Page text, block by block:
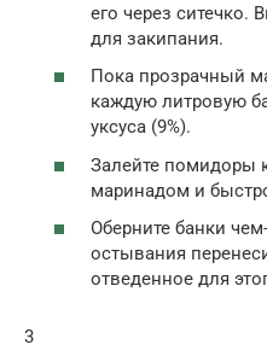
его через ситечко.
для закипания.
Пока прозрачный
каждую литровую
уксуса (9%).
Залейте помидоры
маринадом и
Оберните банки
остывания
отведенное для
3